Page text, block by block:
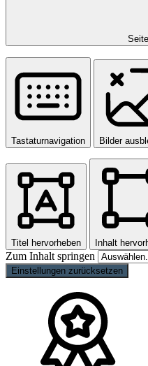
Tastaturnavigation Bilder
Titel hervorheben Inhalt
Zum Inhalt springen
Einstellungen zurücksetzen